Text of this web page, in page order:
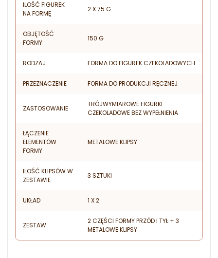
ILOŚĆ FIGUREK
NA FORMĘ
2 X 75 G
OBJĘTOŚĆ
FORMY
150 G
RODZAJ FORMA DO FIGUREK CZEKOLADOWYCH
PRZEZNACZENIE FORMA DO PRODUKCJI RĘCZNEJ
ZASTOSOWANIE
TRÓJWYMIAROWE FIGURKI
CZEKOLADOWE BEZ WYPEŁNIENIA
ŁĄCZENIE
ELEMENTÓW
FORMY
METALOWE KLIPSY
ILOŚĆ KLIPSÓW W
ZESTAWIE
3 SZTUKI
UKŁAD 1 X 2
ZESTAW
2 CZĘŚCI FORMY PRZÓD I TYŁ + 3
METALOWE KLIPSY